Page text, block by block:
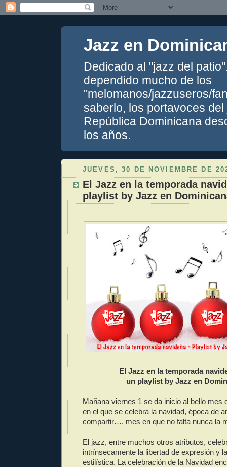
Jazz en
Dedicado al "jazz del
dependido mucho de los
"melomanos/jazzuseros/
saberlo, los portavoces
República Dominicana
los años.
JUEVES, 30 DE NOVIEMBRE DE
El Jazz en la temporada
playlist by Jazz en
El Jazz en la temporada
un playlist by Jazz en
Mañana viernes 1 se da inicio al bello mes
en el que se celebra la navidad, época de
compartir…. mes en que no falta nunca la
El jazz, entre muchos otros atributos,
intrínsecamente la libertad de expresión y
estilística. La celebración de la Navidad